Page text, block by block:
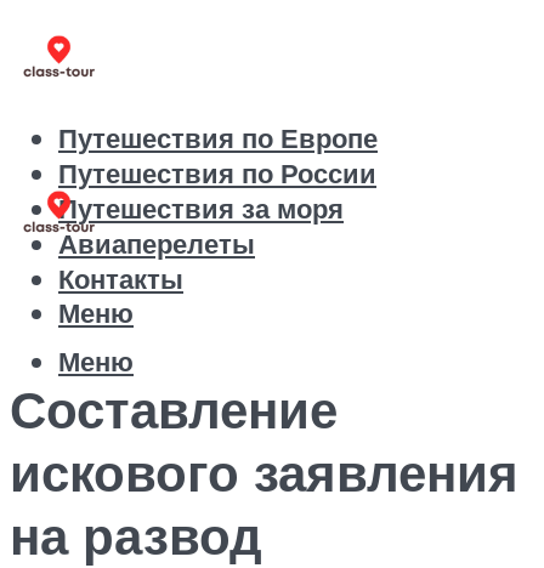
Путешествия по Европе
Путешествия по России
Путешествия за моря
Авиаперелеты
Контакты
Меню
Меню
Составление
искового заявления
на развод